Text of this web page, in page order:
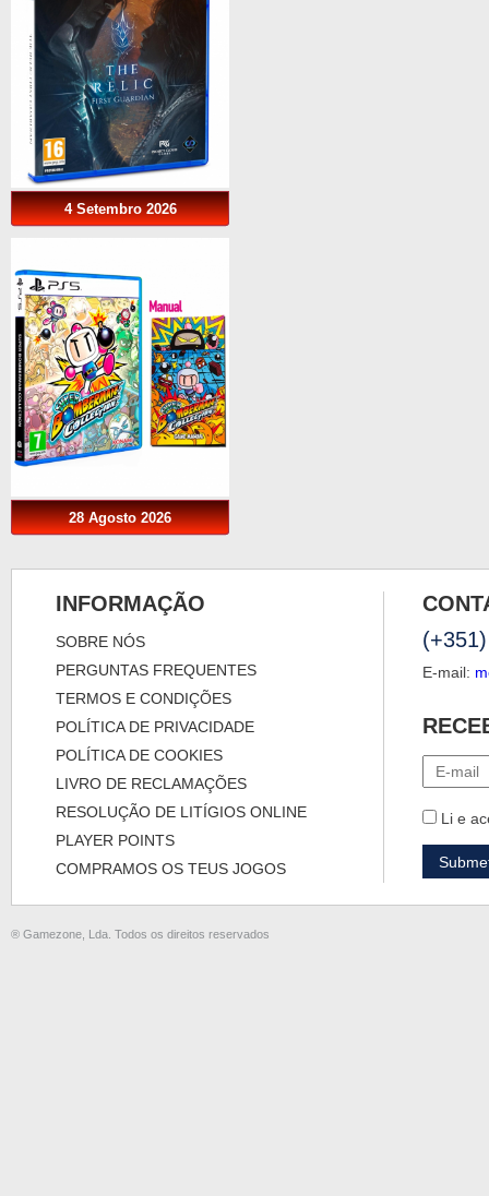
4 Setembro 2026
28 Agosto 2026
INFORMAÇÃO
SOBRE NÓS
PERGUNTAS FREQUENTES
TERMOS E CONDIÇÕES
POLÍTICA DE PRIVACIDADE
POLÍTICA DE COOKIES
LIVRO DE RECLAMAÇÕES
RESOLUÇÃO DE LITÍGIOS ONLINE
PLAYER POINTS
COMPRAMOS OS TEUS JOGOS
E-mail:
Li e
® Gamezone, Lda. Todos os direitos reservados